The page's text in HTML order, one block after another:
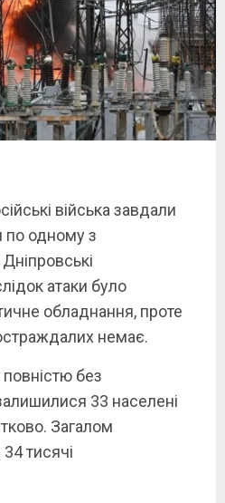
війська завдали
по одному з
атаки було
обладнання, проте
немає.
без
33 населені
Загалом
тисячі